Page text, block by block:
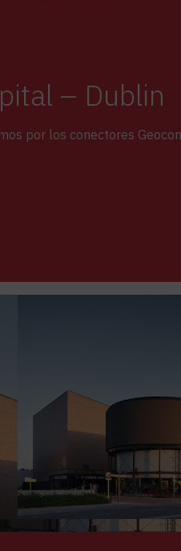
– Dublin
por los conectores